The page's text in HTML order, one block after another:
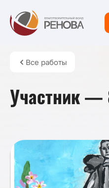
Все работы
Участник —